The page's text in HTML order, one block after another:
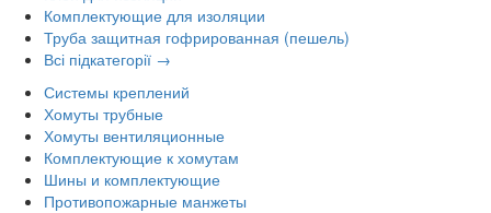
Комплектующие для изоляции
Труба защитная гофрированная (пешель)
Всі підкатегорії →
Системы креплений
Хомуты трубные
Хомуты вентиляционные
Комплектующие к хомутам
Шины и комплектующие
Противопожарные манжеты